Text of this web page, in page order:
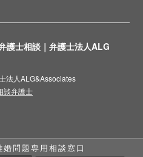
護士相談｜弁護士法人ALG
法人ALG&Associates
談弁護士
問題専用相談窓口